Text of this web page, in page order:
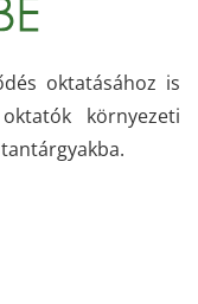
oktatásához is
környezeti